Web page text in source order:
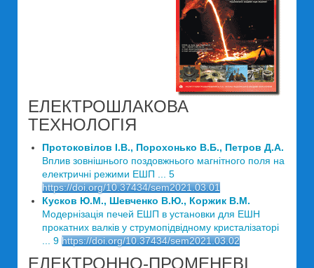
ЕЛЕКТРОШЛАКОВА
ТЕХНОЛОГІЯ
Протоковілов І.В., Порохонько В.Б., Петров Д.А.
Вплив зовнішнього поздовжнього магнітного поля на
електричні режими ЕШП ... 5
https://doi.org/10.37434/sem2021.03.01
Кусков Ю.М., Шевченко В.Ю., Коржик В.М.
Модернізація печей ЕШП в установки для ЕШН
прокатних валків у струмопідвідному кристалізаторі
... 9 https://doi.org/10.37434/sem2021.03.02
ЕЛЕКТРОННО-ПРОМЕНЕВІ